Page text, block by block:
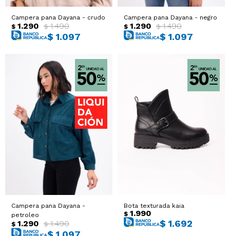
Campera pana Dayana - crudo
$ 1.290 $ 1.490
$ 1.097
Campera pana Dayana - negro
$ 1.290 $ 1.490
$ 1.097
Campera pana Dayana -
petroleo
$ 1.290 $ 1.490
Bota texturada kaia
$ 1.990
$ 1.692
Sacos
Trajes
Abrigos
Ver todo
T-shirts y Tops
Ver todo